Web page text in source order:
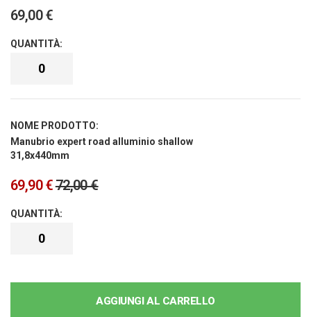
69,00 €
Manubrio expert road alluminio shallow
31,8x440mm
69,90 €72,00 €
AGGIUNGI AL CARRELLO